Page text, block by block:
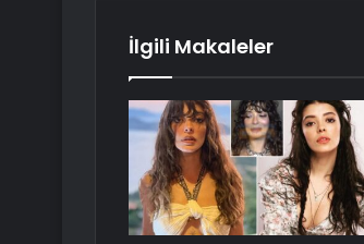
İlgili Makaleler